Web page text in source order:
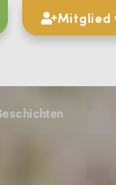
Mitglied